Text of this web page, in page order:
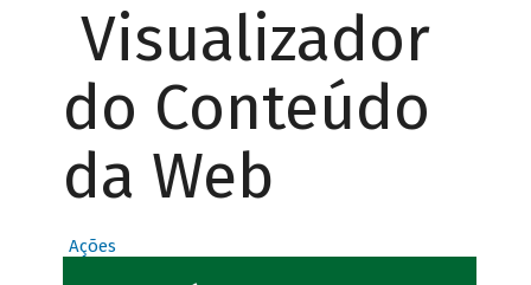
Visualizador
do Conteúdo
da Web
Ações